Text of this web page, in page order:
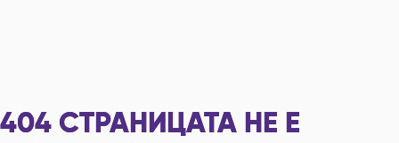
404 СТРАНИЦАТА НЕ Е